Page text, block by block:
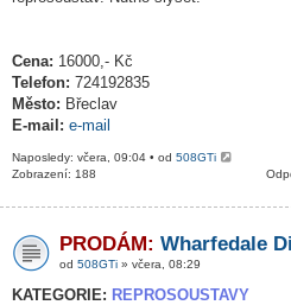
Cena: 16000,- Kč
Telefon: 724192835
Město: Břeclav
E-mail: e-mail
Naposledy: včera, 09:04 • od 508GTi
Zobrazení: 188
PRODÁM: Wharfedale
od 508GTi » včera, 08:29
KATEGORIE: REPROSOUSTAVY